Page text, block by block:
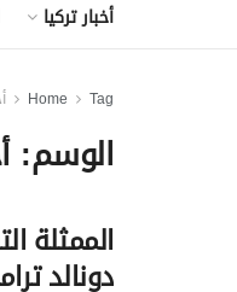
أخبار تركيا
Home Tag
الوسم:
الممثلة
دونالد